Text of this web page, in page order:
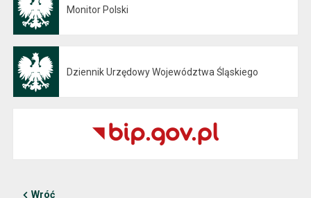
Monitor Polski
Dziennik Urzędowy Województwa Śląskiego
Wróć